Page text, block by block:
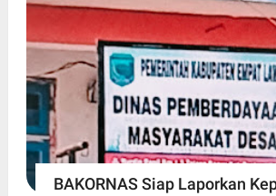
BAKORNAS Siap Laporkan